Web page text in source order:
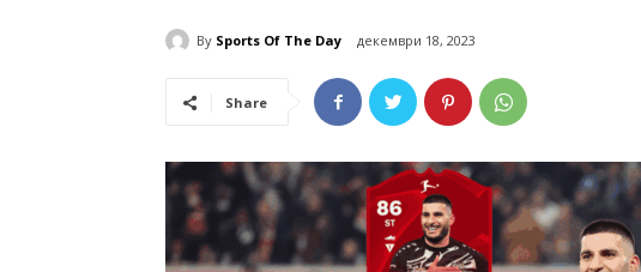
By Sports Of The Day декември 18, 2023
Share